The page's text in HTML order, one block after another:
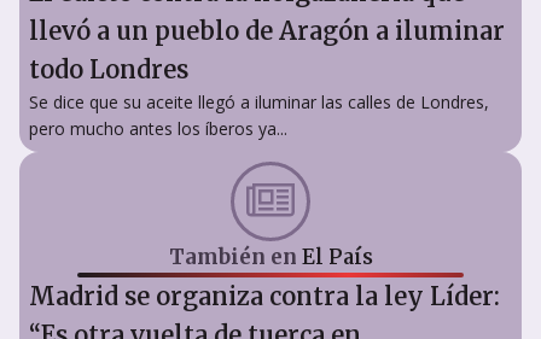
llevó a un pueblo de Aragón a iluminar
todo Londres
Se dice que su aceite llegó a iluminar las calles de Londres,
pero mucho antes los íberos ya...
También en El País
Madrid se organiza contra la ley Líder: